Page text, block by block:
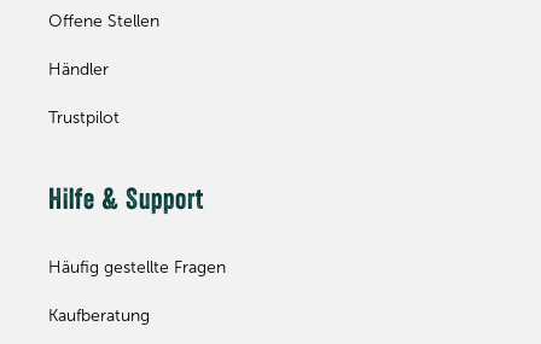
Offene Stellen
Händler
Trustpilot
Hilfe & Support
Häufig gestellte Fragen
Kaufberatung